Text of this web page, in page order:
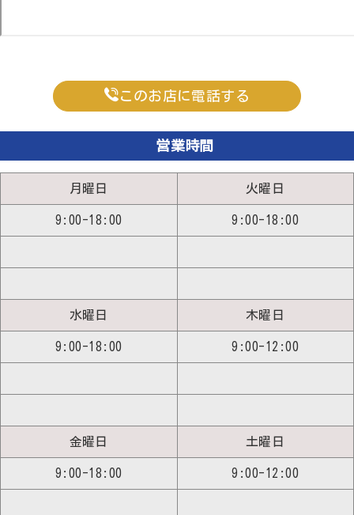
このお店に電話する
営業時間
月曜日
9:00-18:00
火曜日
9:00-18:00
水曜日
9:00-18:00
木曜日
9:00-12:00
金曜日
9:00-18:00
土曜日
9:00-12:00